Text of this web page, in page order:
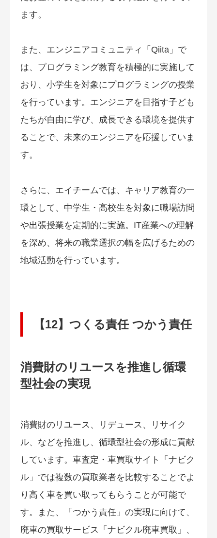
ます。
また、エンジニアコミュニティ「Qiita」で
は、プログラミング教育を積極的に実施して
おり、小学生を対象にプログラミングの授業
を行っています。エンジニアを目指す子ども
たちが自由に学び、成長できる環境を提供す
ることで、未来のエンジニアを応援していま
す。
さらに、エイチームでは、キャリア教育の一
環として、中学生・高校生を対象に職場訪問
や出張授業を定期的に実施。IT産業への理解
を深め、将来の職業選択の幅を広げるための
地域活動を行っています。
【12】つくる責任 つかう責任
消費財のリユースを推進し循環
型社会の実現
消費財のリユース、リデュース、リサイク
ル、などを推進し、循環型社会の形成に貢献
しています。車査定・車買取サイト「ナビク
ル」では複数の買取業者を比較することでよ
り高く車を買い取ってもらうことが可能で
す。また、「つかう責任」の実現に向けて、
廃車の買取サービス「ナビクル廃車買取」、